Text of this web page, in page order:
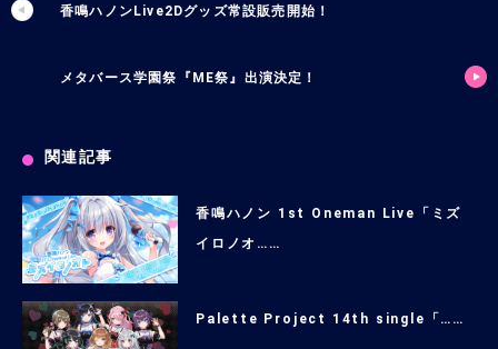
香鳴ハノンLive2Dグッズ常設販売開始！
メタバース学園祭『ME祭』出演決定！
関連記事
香鳴ハノン 1st Oneman Live「ミズ
イロノオ……
Palette Project 14th single「……